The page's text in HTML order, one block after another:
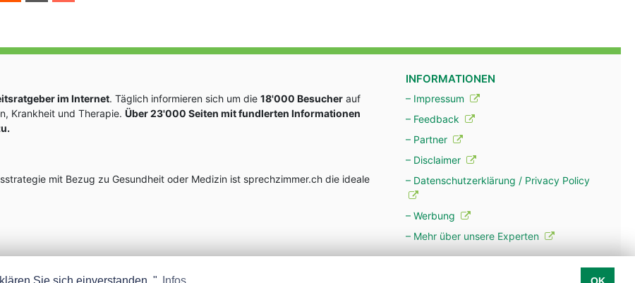
im Internet. Täglich informieren sich um die 18'000 Besucher auf
Krankheit und Therapie. Über 23'000 Seiten mit fundlerten Informationen
mit Bezug zu Gesundheit oder Medizin ist sprechzimmer.ch die ideale
INFORMATIONEN
– Impressum
– Feedback
– Partner
– Disclaimer
– Datenschutzerklärung / Privacy Policy
– Werbung
– Mehr über unsere Experten